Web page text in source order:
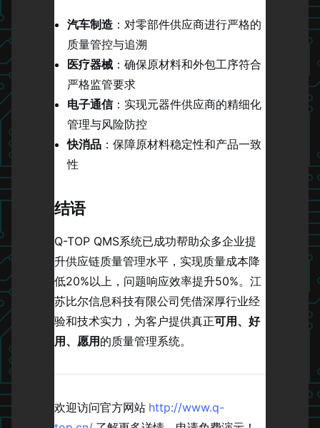
汽车制造 ：对零部件供应商进行严格的
质量管控与追溯
医疗器械 ：确保原材料和外包工序符合
严格监管要求
电子通信：实现元器件供应商的精细化
管理与风险防控
快消品 ：保障原材料稳定性和产品一致
性
结语
Q-TOP QMS系统已成功帮助众多企业提
升供应链质量管理水平，实现质量成本降
低20%以上，问题响应效率提升50%。江
苏比尔信息科技有限公司凭借深厚行业经
验和技术实力，为客户提供真正可用、好
用、愿用 的质量管理系统。
欢迎访问官方网站 http://www.q-